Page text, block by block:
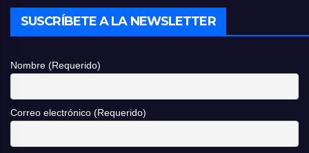
SUSCRÍBETE A LA NEWSLETTER
Nombre (Requerido)
Correo electrónico (Requerido)